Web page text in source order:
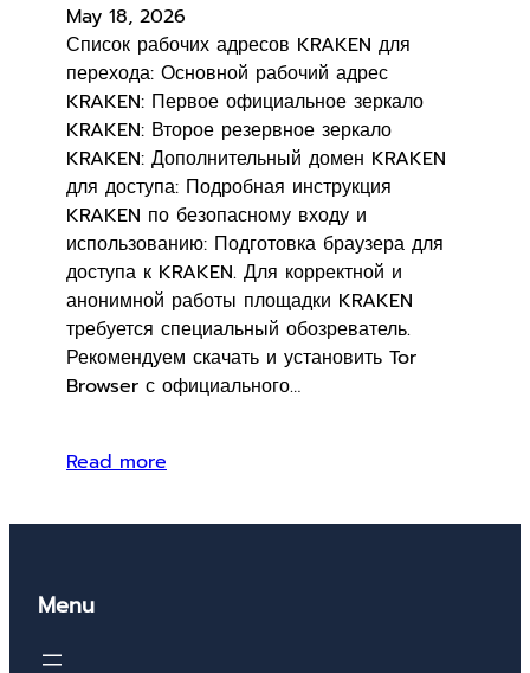
May 18, 2026
Список рабочих адресов KRAKEN для
перехода: Основной рабочий адрес
KRAKEN: Первое официальное зеркало
KRAKEN: Второе резервное зеркало
KRAKEN: Дополнительный домен KRAKEN
для доступа: Подробная инструкция
KRAKEN по безопасному входу и
использованию: Подготовка браузера для
доступа к KRAKEN. Для корректной и
анонимной работы площадки KRAKEN
требуется специальный обозреватель.
Рекомендуем скачать и установить Tor
Browser с официального…
Read more
Menu